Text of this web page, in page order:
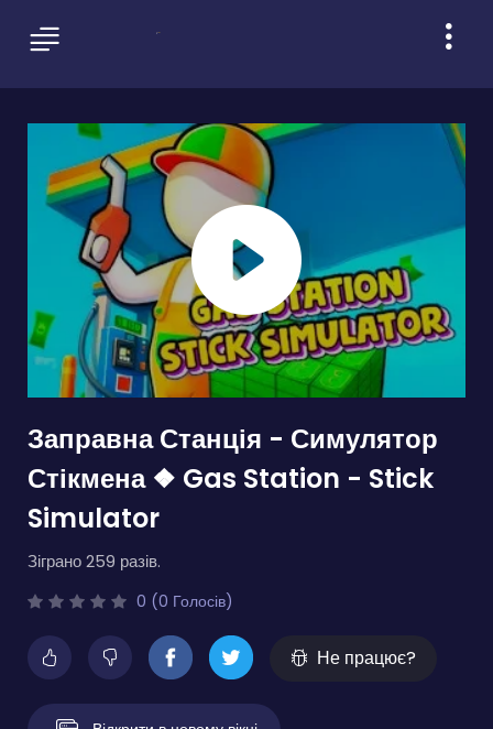
Заправна Станція - Симулятор
Стікмена ❖ Gas Station - Stick
Simulator
Зіграно 259 разів.
0 (0 Голосів)
Не працює?